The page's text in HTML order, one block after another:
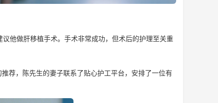
他做肝移植手术。手术非常成功，但术后的护理至关重
荐，陈先生的妻子联系了贴心护工平台，安排了一位有